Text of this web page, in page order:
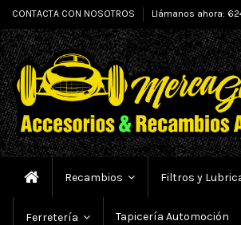
CONTACTA CON NOSOTROS Llámanos ahora:
Recambios Filtros y
Ferretería Tapicería Automoción